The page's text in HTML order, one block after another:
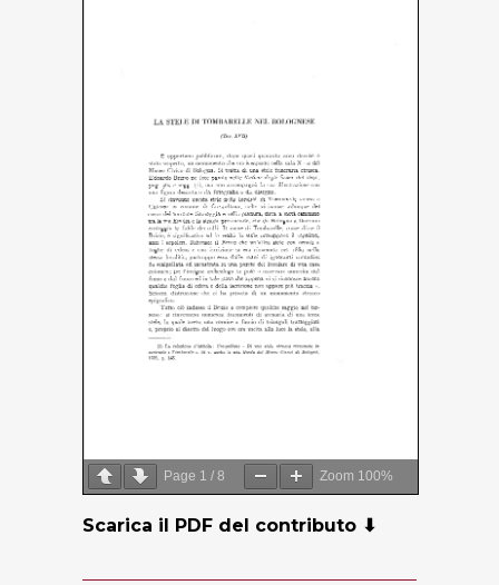
Page 1 / 8 Zoom 100%
Scarica il PDF del contributo ⬇